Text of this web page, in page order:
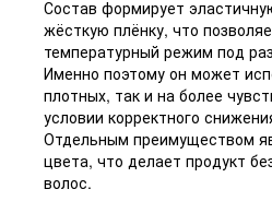
Состав формирует
жёсткую плёнку, что
температурный режим под
Именно поэтому он может
плотных, так и на более
условии корректного
Отдельным преимуществом
цвета, что делает продукт
волос.